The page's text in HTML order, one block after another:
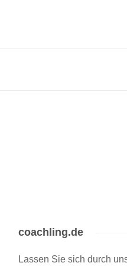
coachling.de
Lassen Sie sich durch